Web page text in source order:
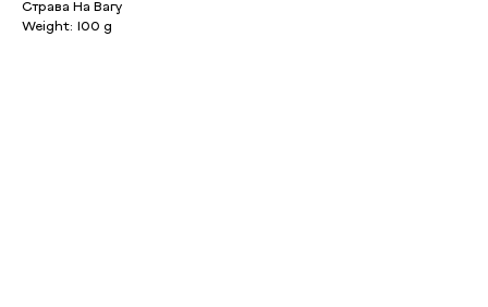
Страва На Вагу
Weight: 100 g